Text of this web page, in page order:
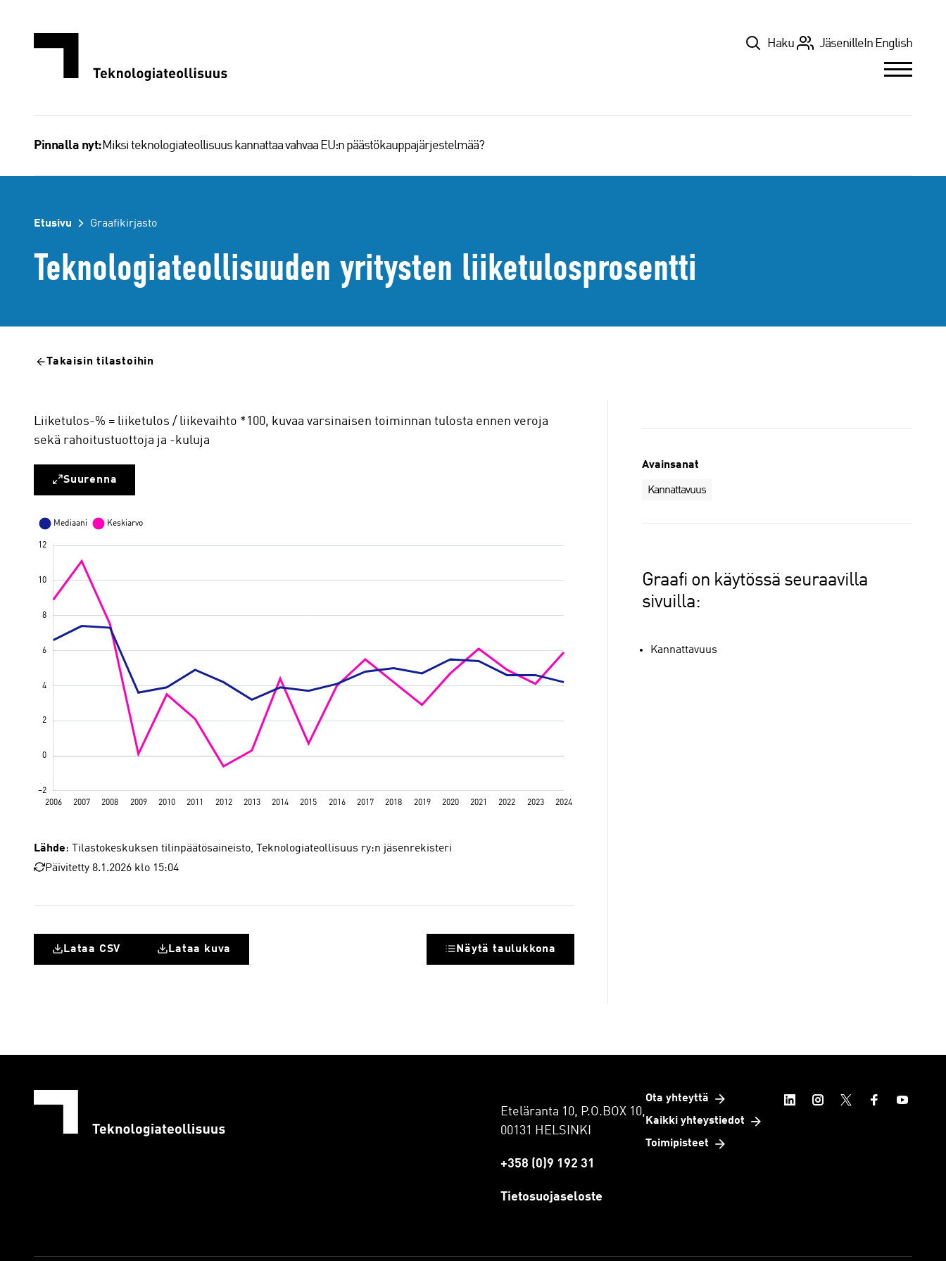
TopHaku Jäsenille In English
Pinnalla nyt: Miksi teknologiateollisuus kannattaa vahvaa EU:n päästökauppajärjestelmää?
Etusivu Graafikirjasto
Teknologiateollisuuden yritysten liiketulosprosentti
Takaisin tilastoihin
Liiketulos-% = liiketulos / liikevaihto *100, kuvaa varsinaisen toiminnan tulosta ennen veroja
sekä rahoitustuottoja ja -kuluja
Suurenna
Lähde: Tilastokeskuksen tilinpäätösaineisto, Teknologiateollisuus ry:n jäsenrekisteri
Päivitetty 8.1.2026 klo 15:04
Lataa CSV Lataa kuva Näytä taulukkona
Avainsanat
Kannattavuus
Graafi on käytössä seuraavilla
sivuilla:
Kannattavuus
Eteläranta 10, P.O.BOX 10,
00131 HELSINKI
+358 (0)9 192 31
Tietosuojaseloste
Ota yhteyttä
Kaikki yhteystiedot
Toimipisteet